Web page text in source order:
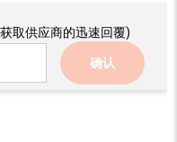
取供应商的迅速回覆)
确认